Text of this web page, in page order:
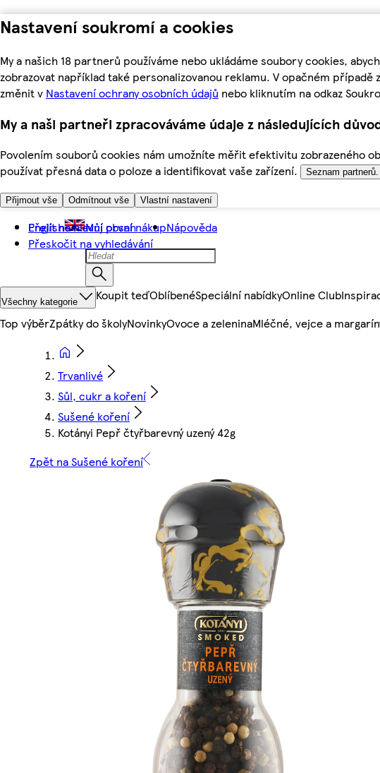
Nastavení soukromí a cookies
My a našich 18 partnerů používáme nebo ukládáme soubory cookies,
zobrazovat například také personalizovanou reklamu. V opačném
změnit v Nastavení ochrany osobních údajů nebo kliknutím na odkaz
My a naši partneři zpracováváme údaje z následujících
Povolením souborů cookies nám umožníte měřit efektivitu zobrazeného
používat přesná data o poloze a identifikovat vaše zařízení.
Seznam partnerů.
Přijmout vše Odmítnout vše Vlastní nastavení
Přejít na hlavní obsah
Přeskočit na vyhledávání
English Můj první nákupNápověda
Všechny kategorie Koupit teďOblíbenéSpeciální nabídkyOnline Club
Top výběrZpátky do školyNovinkyOvoce a zeleninaMléčné, vejce a
Trvanlivé
Sůl, cukr a koření
Sušené koření
Kotányi Pepř čtyřbarevný uzený 42g
Zpět na Sušené koření